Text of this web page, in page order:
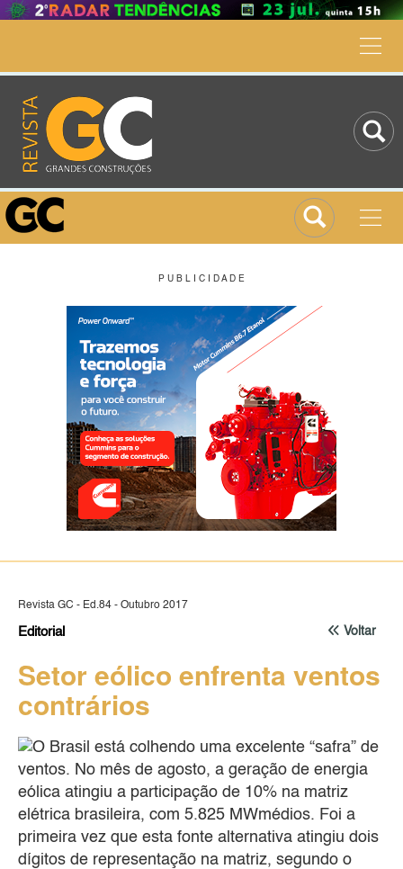
P U B L I C I D A D E
Revista GC - Ed.84 - Outubro 2017
Voltar
Editorial
Setor eólico enfrenta ventos
contrários
O Brasil está colhendo uma excelente “safra” de
ventos. No mês de agosto, a geração de energia
eólica atingiu a participação de 10% na matriz
elétrica brasileira, com 5.825 MWmédios. Foi a
primeira vez que esta fonte alternativa atingiu dois
dígitos de representação na matriz, segundo o